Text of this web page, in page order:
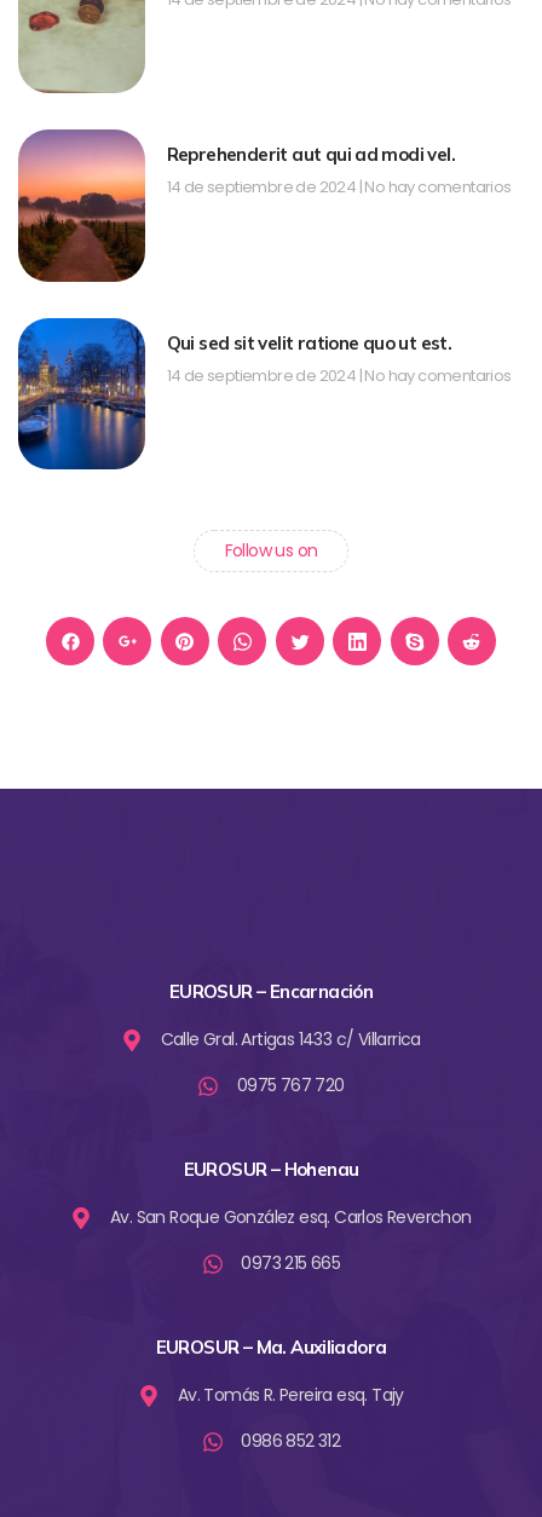
Reprehenderit aut qui ad modi vel.
14 de septiembre de 2024 No hay comentarios
Qui sed sit velit ratione quo ut est.
14 de septiembre de 2024 No hay comentarios
Follow us on
EUROSUR – Encarnación
Calle Gral. Artigas 1433 c/ Villarrica
0975 767 720
EUROSUR – Hohenau
Av. San Roque González esq. Carlos Reverchon
0973 215 665
EUROSUR – Ma. Auxiliadora
Av. Tomás R. Pereira esq. Tajy
0986 852 312